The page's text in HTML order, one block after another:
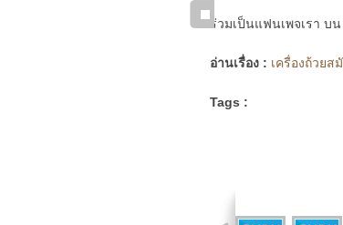
ร่วมเป็นแฟนเพจเรา บ
อ่านเรื่อง : เครื่องถ้วย
Tags :